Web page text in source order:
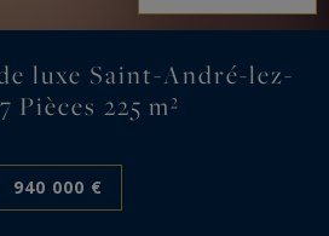
luxe Saint-André-lez-
Pièces 225 m²
940 000 €